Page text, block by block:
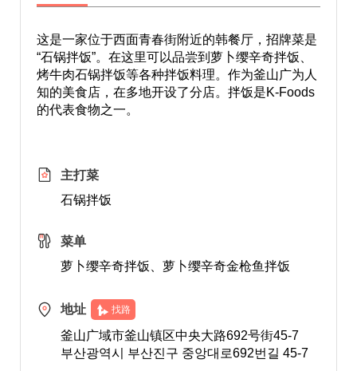
这是一家位于西面青春街附近的韩餐厅，招牌菜是
“石锅拌饭”。在这里可以品尝到萝卜缨辛奇拌饭、
烤牛肉石锅拌饭等各种拌饭料理。作为釜山广为人
知的美食店，在多地开设了分店。拌饭是K-Foods
的代表食物之一。
主打菜
石锅拌饭
菜单
萝卜缨辛奇拌饭、萝卜缨辛奇金枪鱼拌饭
地址 找路
釜山广域市釜山镇区中央大路692号街45-7
부산광역시 부산진구 중앙대로692번길 45-7